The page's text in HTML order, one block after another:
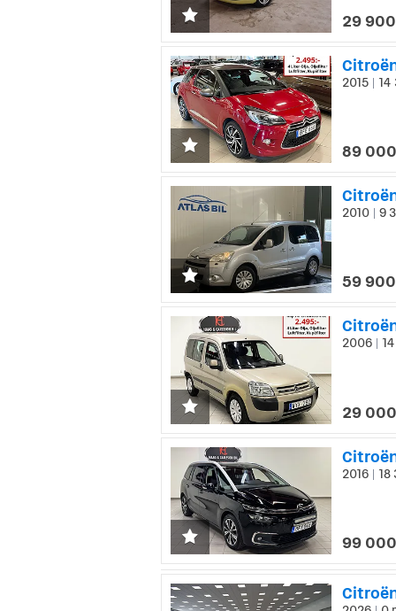
29
2015
89
2010 9
59
2006
29
2016
99